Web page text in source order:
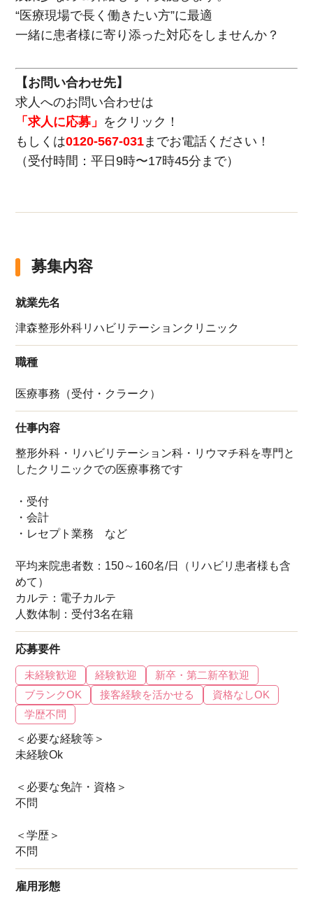
“医療現場で長く働きたい方”に最適
一緒に患者様に寄り添った対応をしませんか？
【お問い合わせ先】
求人へのお問い合わせは
「求人に応募」 をクリック！
もしくは0120-567-031 までお電話ください！
（受付時間：平日9時〜17時45分まで）
募集内容
就業先名
津森整形外科リハビリテーションクリニック
職種
医療事務（受付・クラーク）
仕事内容
整形外科・リハビリテーション科・リウマチ科を専門と
したクリニックでの医療事務です
・受付
・会計
・レセプト業務 など
平均来院患者数：150～160名/日（リハビリ患者様も含
めて）
カルテ：電子カルテ
人数体制：受付3名在籍
応募要件
未経験歓迎 経験歓迎
新卒・第二新卒歓迎
ブランクOK
接客経験を活かせる
資格なしOK
学歴不問
＜必要な経験等＞
未経験Ok
＜必要な免許・資格＞
不問
＜学歴＞
不問
雇用形態